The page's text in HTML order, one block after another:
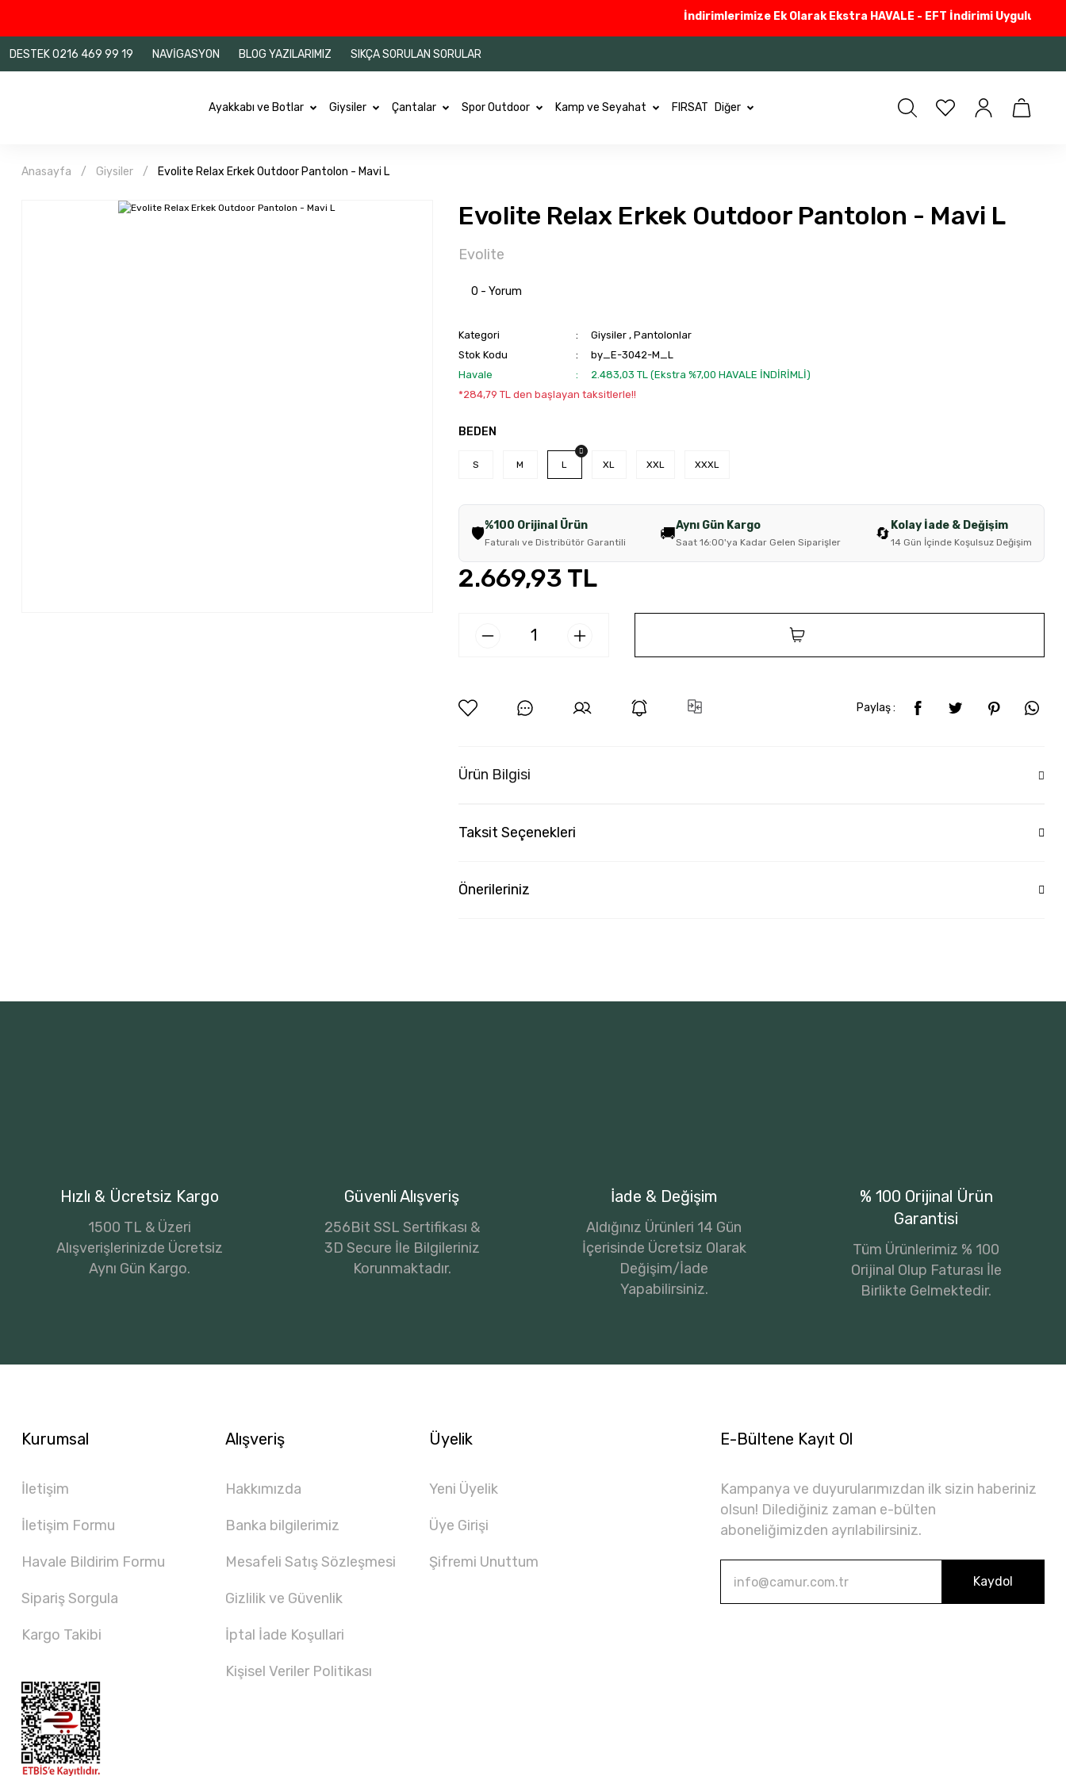
İndirimlerimize Ek Olarak Ekstra HAVALE - EFT İndirimi Uyguluyoruz
DESTEK 0216 469 99 19 NAVİGASYON BLOG YAZILARIMIZ SIKÇA SORULAN SORULAR
Ayakkabı ve Botlar Giysiler Çantalar Spor Outdoor Kamp ve Seyahat FIRSAT Diğer
Anasayfa Giysiler Evolite Relax Erkek Outdoor Pantolon - Mavi L
Evolite Relax Erkek Outdoor Pantolon - Mavi L
Evolite
0 - Yorum
Kategori Giysiler , Pantolonlar
Stok Kodu
by_E-3042-M_L
Havale
2.483,03 TL (Ekstra %7,00 HAVALE İNDİRİMLİ)
*284,79 TL den başlayan taksitlerle!!
BEDEN
S M L XL XXL XXXL
🛡️%100 Orijinal Ürün
Faturalı ve Distribütör Garantili 🚚Aynı Gün Kargo
Saat 16:00'ya Kadar Gelen Siparişler 🔄 Kolay İade & Değişim
14 Gün İçinde Koşulsuz Değişim
2.669,93 TL
Paylaş :
Ürün Bilgisi
Taksit Seçenekleri
Önerileriniz
Hızlı & Ücretsiz Kargo
1500 TL & Üzeri
Alışverişlerinizde Ücretsiz
Aynı Gün Kargo.
Güvenli Alışveriş
256Bit SSL Sertifikası &
3D Secure İle Bilgileriniz
Korunmaktadır.
İade & Değişim
Aldığınız Ürünleri 14 Gün
İçerisinde Ücretsiz Olarak
Değişim/İade
Yapabilirsiniz.
% 100 Orijinal Ürün
Garantisi
Tüm Ürünlerimiz % 100
Orijinal Olup Faturası İle
Birlikte Gelmektedir.
Kurumsal
İletişim
İletişim Formu
Havale Bildirim Formu
Sipariş Sorgula
Kargo Takibi
Alışveriş
Hakkımızda
Banka bilgilerimiz
Mesafeli Satış Sözleşmesi
Gizlilik ve Güvenlik
İptal İade Koşullari
Kişisel Veriler Politikası
Üyelik
Yeni Üyelik
Üye Girişi
Şifremi Unuttum
E-Bültene Kayıt Ol
Kampanya ve duyurularımızdan ilk sizin haberiniz
olsun! Dilediğiniz zaman e-bülten
aboneliğimizden ayrılabilirsiniz.
Kaydol